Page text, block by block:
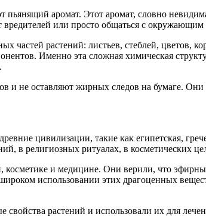
аромат. Этот аромат, словно
вредителей или просто общаться с
частей растений: листьев, стеблей, цветов,
Именно эта сложная химическая
и не оставляют жирных следов на бумаге.
цивилизации, такие как египетская,
в религиозных ритуалах, в косметических
косметике и медицине. Они верили, что
использовании этих драгоценных
свойства растений и использовали их для